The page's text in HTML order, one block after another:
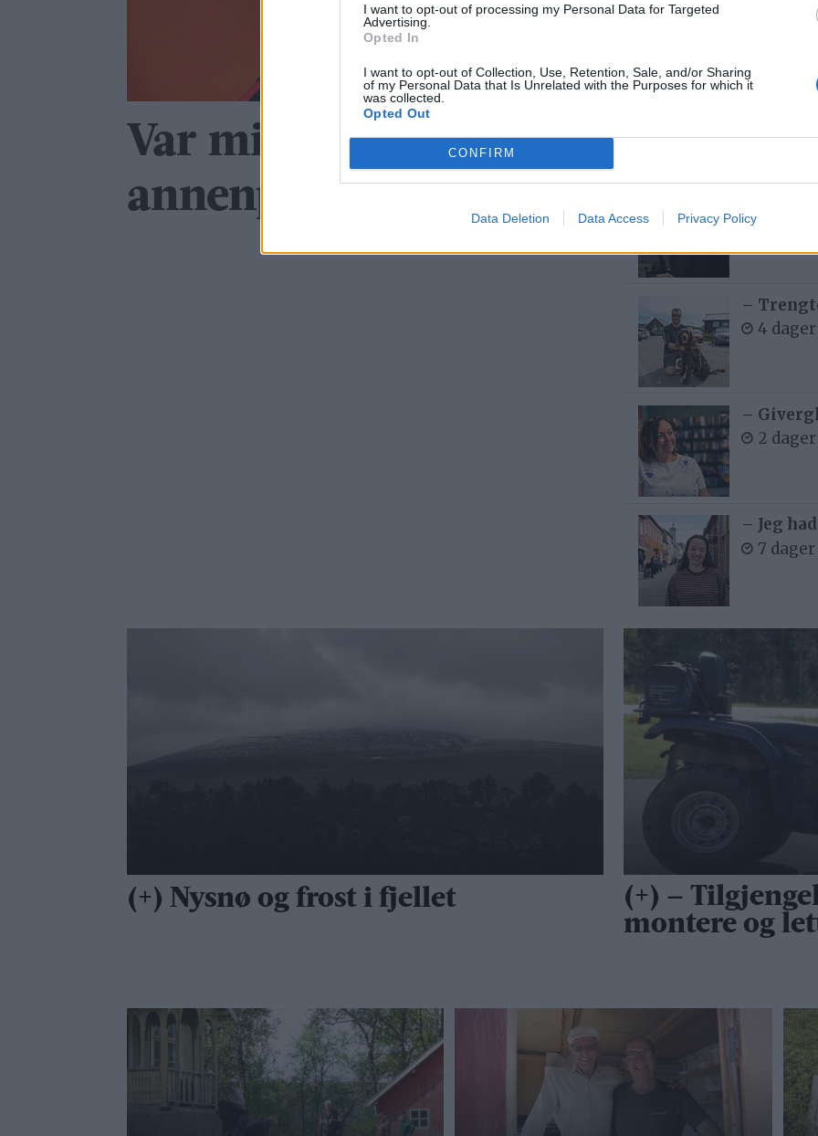
I want to opt-out of processing my Personal Data for Targeted
Advertising.
Opted In
I want to opt-out of Collection, Use, Retention, Sale, and/or Sharing
of my Personal Data that Is Unrelated with the Purposes for which it
was collected.
Opted Out
CONFIRM
Data Deletion Data Access Privacy Policy
Var millimeter unna
annenplass
4
Den
Ellevill
dette er
–
4
–
2
– Jeg
7